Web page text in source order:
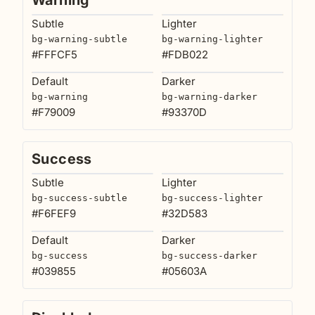
Subtle
bg-warning-subtle
#FFFCF5
Lighter
bg-warning-lighter
#FDB022
Default
bg-warning
#F79009
Darker
bg-warning-darker
#93370D
Success
Subtle
bg-success-subtle
#F6FEF9
Lighter
bg-success-lighter
#32D583
Default
bg-success
#039855
Darker
bg-success-darker
#05603A